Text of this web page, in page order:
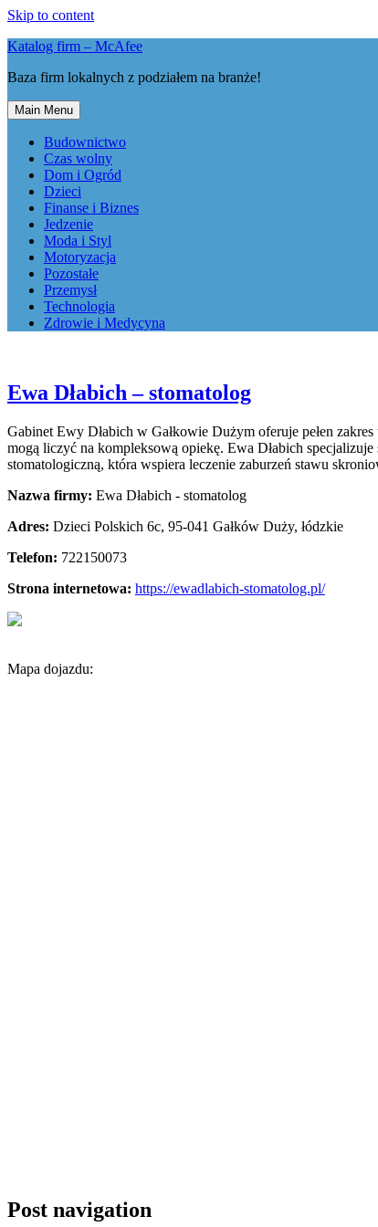
Skip to content
Katalog firm – McAfee
Baza firm lokalnych z podziałem na branże!
Main Menu
Budownictwo
Czas wolny
Dom i Ogród
Dzieci
Finanse i Biznes
Jedzenie
Moda i Styl
Motoryzacja
Pozostałe
Przemysł
Technologia
Zdrowie i Medycyna
Ewa Dłabich – stomatolog
Gabinet Ewy Dłabich w Gałkowie Dużym oferuje pełen
mogą liczyć na kompleksową opiekę. Ewa Dłabich
stomatologiczną, która wspiera leczenie zaburzeń stawu
Nazwa firmy: Ewa Dłabich - stomatolog
Adres: Dzieci Polskich 6c, 95-041 Gałków Duży, łódzkie
Telefon: 722150073
Strona internetowa: https://ewadlabich-stomatolog.pl/
Mapa dojazdu:
Post navigation